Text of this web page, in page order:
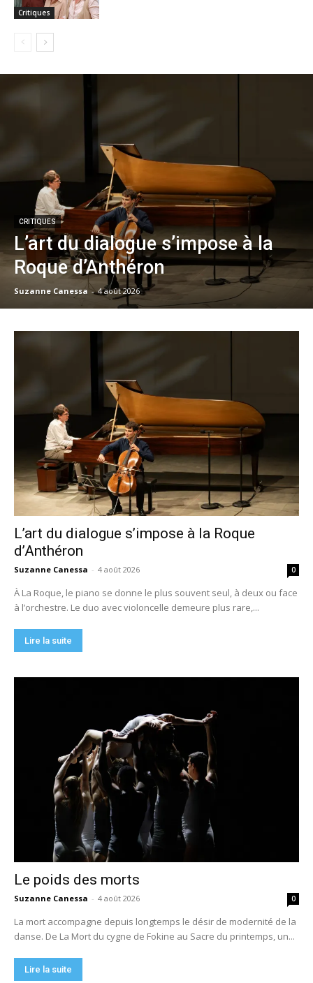
Critiques
CRITIQUES
L’art du dialogue s’impose à la
Roque d’Anthéron
Suzanne Canessa - 4 août 2026
L’art du dialogue s’impose à la Roque
d’Anthéron
Suzanne Canessa - 4 août 2026 0
À La Roque, le piano se donne le plus souvent seul, à deux ou face
à l’orchestre. Le duo avec violoncelle demeure plus rare,...
Lire la suite
Le poids des morts
Suzanne Canessa - 4 août 2026 0
La mort accompagne depuis longtemps le désir de modernité de la
danse. De La Mort du cygne de Fokine au Sacre du printemps, un...
Lire la suite